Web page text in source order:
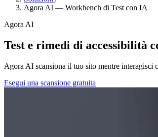
Agora AI — Workbench di Test con IA
Agora AI
Test e rimedi di accessibilità
Agora AI scansiona il tuo sito mentre interagisci
Esegui una scansione gratuita